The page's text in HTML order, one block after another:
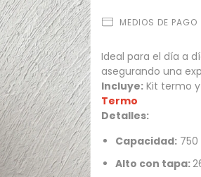
MEDIOS DE PAGO
Ideal para el día a
asegurando una
Incluye: Kit termo
Termo
Detalles:
Capacidad:
Alto con tapa: